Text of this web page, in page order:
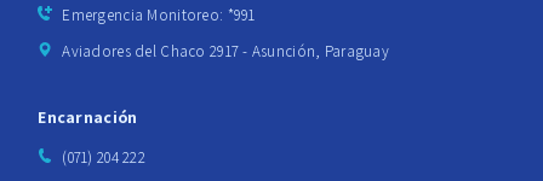
Emergencia Monitoreo: *991
Aviadores del Chaco 2917 - Asunción, Paraguay
Encarnación
(071) 204 222